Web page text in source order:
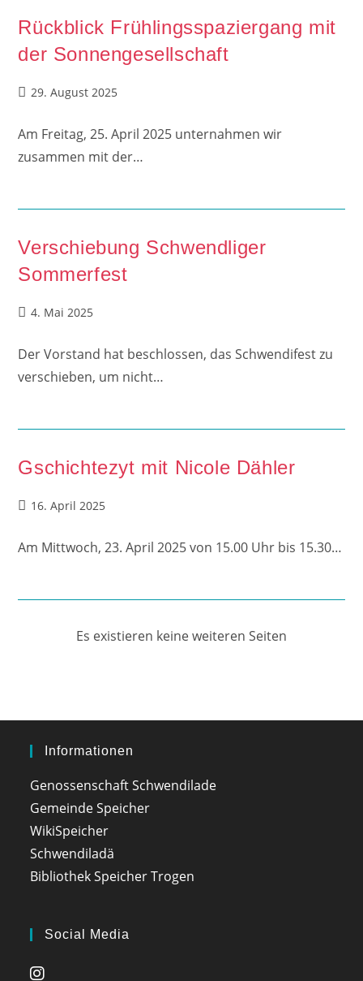
Rückblick Frühlingsspaziergang mit
der Sonnengesellschaft
Beitrag
29. August 2025
Am Freitag, 25. April 2025 unternahmen wir
zusammen mit der…
Verschiebung Schwendliger
Sommerfest
Beitrag
4. Mai 2025
Der Vorstand hat beschlossen, das Schwendifest zu
verschieben, um nicht…
Gschichtezyt mit Nicole Dähler
Beitrag
16. April 2025
Am Mittwoch, 23. April 2025 von 15.00 Uhr bis 15.30…
Es existieren keine weiteren Seiten
Informationen
Genossenschaft Schwendilade
Gemeinde Speicher
WikiSpeicher
Schwendiladä
Bibliothek Speicher Trogen
Social Media
Opens